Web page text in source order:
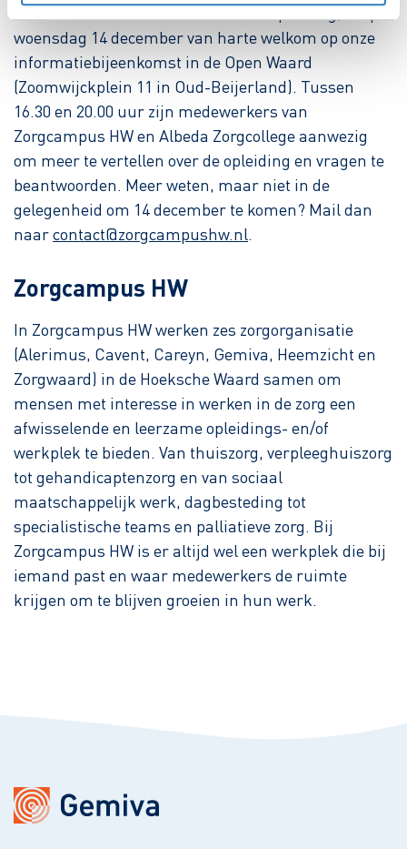
woensdag 14 december van harte welkom op onze
informatiebijeenkomst in de Open Waard
(Zoomwijckplein 11 in Oud-Beijerland). Tussen
16.30 en 20.00 uur zijn medewerkers van
Zorgcampus HW en Albeda Zorgcollege aanwezig
om meer te vertellen over de opleiding en vragen te
beantwoorden. Meer weten, maar niet in de
gelegenheid om 14 december te komen? Mail dan
naar contact@zorgcampushw.nl.
Zorgcampus HW
In Zorgcampus HW werken zes zorgorganisatie
(Alerimus, Cavent, Careyn, Gemiva, Heemzicht en
Zorgwaard) in de Hoeksche Waard samen om
mensen met interesse in werken in de zorg een
afwisselende en leerzame opleidings- en/of
werkplek te bieden. Van thuiszorg, verpleeghuiszorg
tot gehandicaptenzorg en van sociaal
maatschappelijk werk, dagbesteding tot
specialistische teams en palliatieve zorg. Bij
Zorgcampus HW is er altijd wel een werkplek die bij
iemand past en waar medewerkers de ruimte
krijgen om te blijven groeien in hun werk.